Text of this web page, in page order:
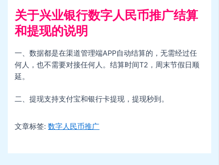
关于兴业银行数字人民币推广结算
和提现的说明
一、数据都是在渠道管理端APP自动结算的，无需经过任
何人，也不需要对接任何人。结算时间T2，周末节假日顺
延。
二、提现支持支付宝和银行卡提现，提现秒到。
文章标签:数字人民币推广